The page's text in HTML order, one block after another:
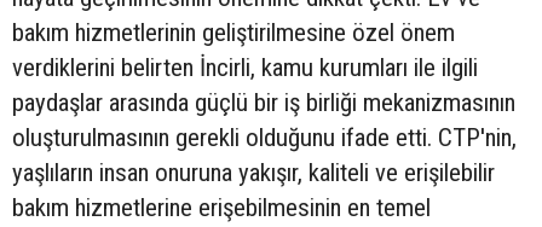
bakım hizmetlerinin geliştirilmesine özel önem
verdiklerini belirten İncirli, kamu kurumları ile ilgili
paydaşlar arasında güçlü bir iş birliği mekanizmasının
oluşturulmasının gerekli olduğunu ifade etti. CTP'nin,
yaşlıların insan onuruna yakışır, kaliteli ve erişilebilir
bakım hizmetlerine erişebilmesinin en temel